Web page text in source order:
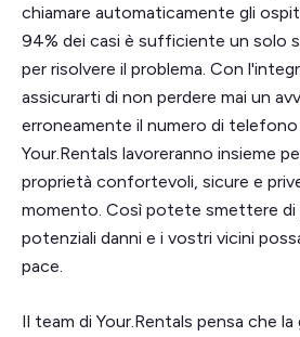
chiamare automaticamente gli
94% dei casi è sufficiente un solo
per risolvere il problema. Con
assicurarti di non perdere mai un
erroneamente il numero di
Your.Rentals lavoreranno insieme
proprietà confortevoli, sicure e
momento. Così potete smettere di
potenziali danni e i vostri vicini
pace.
Il team di Your.Rentals pensa che